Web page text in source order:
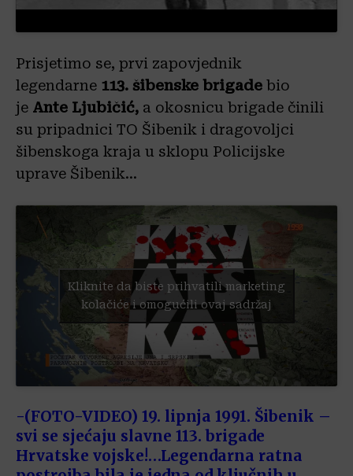
Prisjetimo se, prvi zapovjednik
legendarne 113. šibenske brigade bio
je Ante Ljubičić, a okosnicu brigade činili
su pripadnici TO Šibenik i dragovoljci
šibenskoga kraja u sklopu Policijske
uprave Šibenik…
Kliknite da biste prihvatili marketing
kolačiće i omogućili ovaj sadržaj
-(FOTO-VIDEO) 19. lipnja 1991. Šibenik –
svi se sjećaju slavne 113. brigade
Hrvatske vojske!…Legendarna ratna